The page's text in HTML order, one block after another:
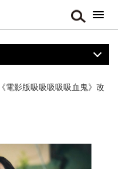
《電影版吸吸吸吸吸血鬼》改